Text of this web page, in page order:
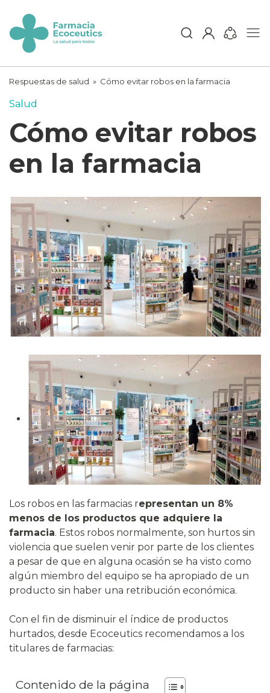
content
ecoceutics
Respuestas de salud » Cómo evitar robos en la farmacia
Salud
Cómo evitar robos
en la farmacia
Los robos en las farmacias representan un 8%
menos de los productos que adquiere la
farmacia. Estos robos normalmente, son hurtos sin
violencia que suelen venir por parte de los clientes
a pesar de que en alguna ocasión se ha visto como
algún miembro del equipo se ha apropiado de un
producto sin haber una retribución económica.
Con el fin de disminuir el índice de productos
hurtados, desde Ecoceutics recomendamos a los
titulares de farmacias:
Contenido de la página